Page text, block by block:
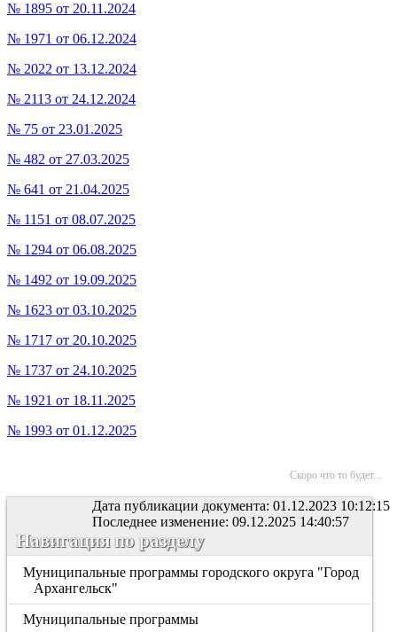
№ 1895 от 20.11.2024
№ 1971 от 06.12.2024
№ 2022 от 13.12.2024
№ 2113 от 24.12.2024
№ 75 от 23.01.2025
№ 482 от 27.03.2025
№ 641 от 21.04.2025
№ 1151 от 08.07.2025
№ 1294 от 06.08.2025
№ 1492 от 19.09.2025
№ 1623 от 03.10.2025
№ 1717 от 20.10.2025
№ 1737 от 24.10.2025
№ 1921 от 18.11.2025
№ 1993 от 01.12.2025
Скоро что то будет...
Дата публикации документа: 01.12.2023 10:12:15
Последнее изменение: 09.12.2025 14:40:57
Навигация по разделу
Муниципальные программы городского округа "Город
Архангельск"
Муниципальные программы